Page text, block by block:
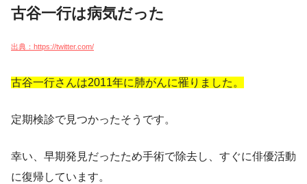
古谷一行は病気だった
出典：https://twitter.com/
古谷一行さんは2011年に肺がんに罹りました。
定期検診で見つかったそうです。
幸い、早期発見だったため手術で除去し、すぐに俳優活動
に復帰しています。